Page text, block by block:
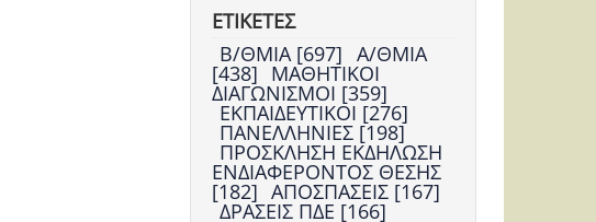
ΕΤΙΚΕΤΕΣ
Β/ΘΜΙΑ [697] Α/ΘΜΙΑ
[438] ΜΑΘΗΤΙΚΟΙ
ΔΙΑΓΩΝΙΣΜΟΙ [359]
ΕΚΠΑΙΔΕΥΤΙΚΟΙ [276]
ΠΑΝΕΛΛΗΝΙΕΣ [198]
ΠΡΟΣΚΛΗΣΗ ΕΚΔΗΛΩΣΗ
ΕΝΔΙΑΦΕΡΟΝΤΟΣ ΘΕΣΗΣ
[182] ΑΠΟΣΠΑΣΕΙΣ [167]
ΔΡΑΣΕΙΣ ΠΔΕ [166]